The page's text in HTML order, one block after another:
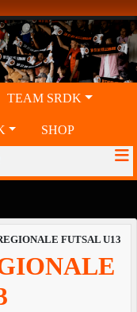
TEAM SRDK
SHOP
FUTSAL U13